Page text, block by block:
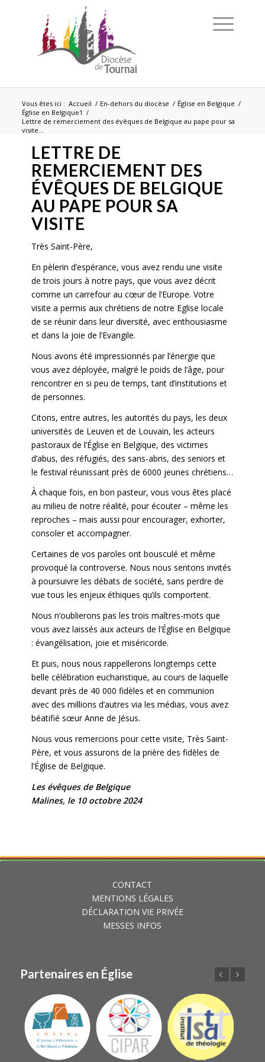
Vous êtes ici : Accueil / En-dehors du diocèse / Église en Belgique /
Église en Belgique1 /
Lettre de remerciement des évêques de Belgique au pape pour sa
visite...
LETTRE DE
REMERCIEMENT DES
ÉVÊQUES DE BELGIQUE
AU PAPE POUR SA
VISITE
Très Saint-Père,
En pèlerin d’espérance, vous avez rendu une visite
de trois jours à notre pays, que vous avez décrit
comme un carrefour au cœur de l’Europe. Votre
visite a permis aux chrétiens de notre Eglise locale
de se réunir dans leur diversité, avec enthousiasme
et dans la joie de l’Evangile.
Nous avons été impressionnés par l’énergie que
vous avez déployée, malgré le poids de l’âge, pour
rencontrer en si peu de temps, tant d’institutions et
de personnes.
Citons, entre autres, les autorités du pays, les deux
universités de Leuven et de Louvain, les acteurs
pastoraux de l’Église en Belgique, des victimes
d’abus, des réfugiés, des sans-abris, des seniors et
le festival réunissant près de 6000 jeunes chrétiens…
À chaque fois, en bon pasteur, vous vous êtes placé
au milieu de notre réalité, pour écouter – même les
reproches – mais aussi pour encourager, exhorter,
consoler et accompagner.
Certaines de vos paroles ont bousculé et même
provoqué la controverse. Nous nous sentons invités
à poursuivre les débats de société, sans perdre de
vue tous les enjeux éthiques qu’ils comportent.
Nous n’oublierons pas les trois maîtres-mots que
vous avez laissés aux acteurs de l’Église en Belgique
: évangélisation, joie et miséricorde.
Et puis, nous nous rappellerons longtemps cette
belle célébration eucharistique, au cours de laquelle
devant près de 40 000 fidèles et en communion
avec des millions d’autres via les médias, vous avez
béatifié sœur Anne de Jésus.
Nous vous remercions pour cette visite, Très Saint-
Père, et vous assurons de la prière des fidèles de
l’Église de Belgique.
Les évêques de Belgique
Malines, le 10 octobre 2024
CONTACT
MENTIONS LÉGALES
DÉCLARATION VIE PRIVÉE
MESSES INFOS
Partenaires en Église